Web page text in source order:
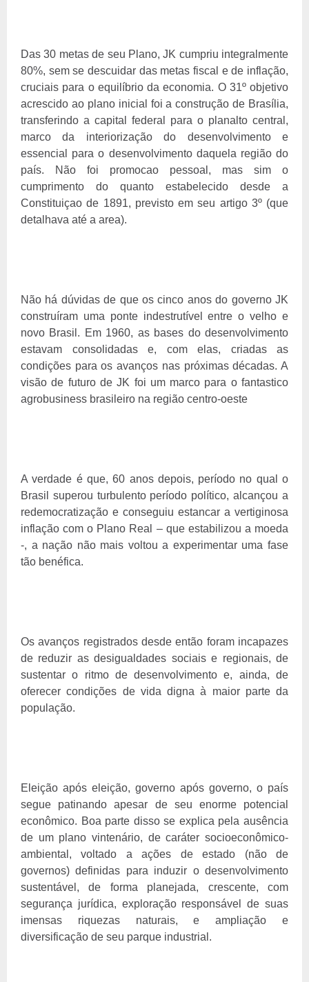
Das 30 metas de seu Plano, JK cumpriu integralmente
80%, sem se descuidar das metas fiscal e de inflação,
cruciais para o equilíbrio da economia. O 31º objetivo
acrescido ao plano inicial foi a construção de Brasília,
transferindo a capital federal para o planalto central,
marco da interiorização do desenvolvimento e
essencial para o desenvolvimento daquela região do
país. Não foi promocao pessoal, mas sim o
cumprimento do quanto estabelecido desde a
Constituiçao de 1891, previsto em seu artigo 3º (que
detalhava até a area).
Não há dúvidas de que os cinco anos do governo JK
construíram uma ponte indestrutível entre o velho e
novo Brasil. Em 1960, as bases do desenvolvimento
estavam consolidadas e, com elas, criadas as
condições para os avanços nas próximas décadas. A
visão de futuro de JK foi um marco para o fantastico
agrobusiness brasileiro na região centro-oeste
A verdade é que, 60 anos depois, período no qual o
Brasil superou turbulento período político, alcançou a
redemocratização e conseguiu estancar a vertiginosa
inflação com o Plano Real – que estabilizou a moeda
-, a nação não mais voltou a experimentar uma fase
tão benéfica.
Os avanços registrados desde então foram incapazes
de reduzir as desigualdades sociais e regionais, de
sustentar o ritmo de desenvolvimento e, ainda, de
oferecer condições de vida digna à maior parte da
população.
Eleição após eleição, governo após governo, o país
segue patinando apesar de seu enorme potencial
econômico. Boa parte disso se explica pela ausência
de um plano vintenário, de caráter socioeconômico-
ambiental, voltado a ações de estado (não de
governos) definidas para induzir o desenvolvimento
sustentável, de forma planejada, crescente, com
segurança jurídica, exploração responsável de suas
imensas riquezas naturais, e ampliação e
diversificação de seu parque industrial.